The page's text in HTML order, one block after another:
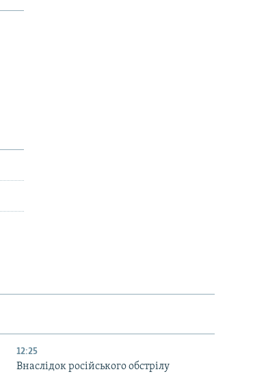
12:25
Внаслідок російського обстрілу